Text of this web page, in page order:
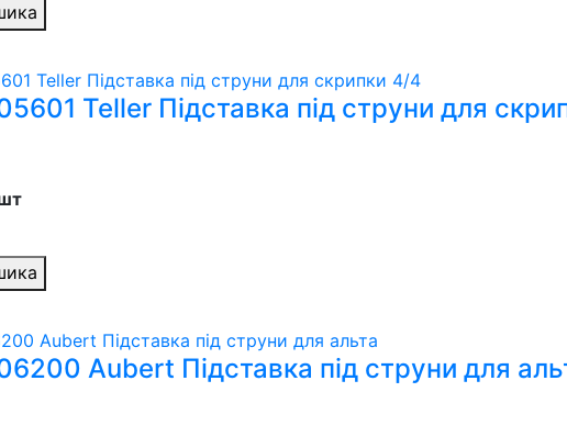
Teller Підставка під струни для
Aubert Підставка під струни для